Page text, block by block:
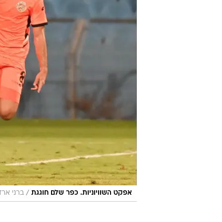
אפקט השוויוניות. כפר שלם חוגגת / ברני